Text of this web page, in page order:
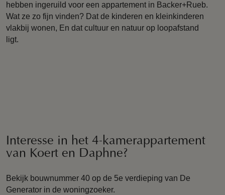
hebben ingeruild voor een appartement in Backer+Rueb.
Wat ze zo fijn vinden? Dat de kinderen en kleinkinderen
vlakbij wonen, En dat cultuur en natuur op loopafstand
ligt.
Interesse in het 4-kamerappartement
van Koert en Daphne?
Bekijk bouwnummer 40 op de 5e verdieping van De
Generator in de woningzoeker.